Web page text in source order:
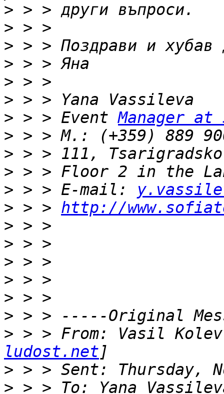
>
>
>
>
>
>
> > > Event Manager at
>
>
>
> > > E-mail:
> > > http://
>
>
>
>
>
>
> > > From: Vasil
ludost.net
>
>